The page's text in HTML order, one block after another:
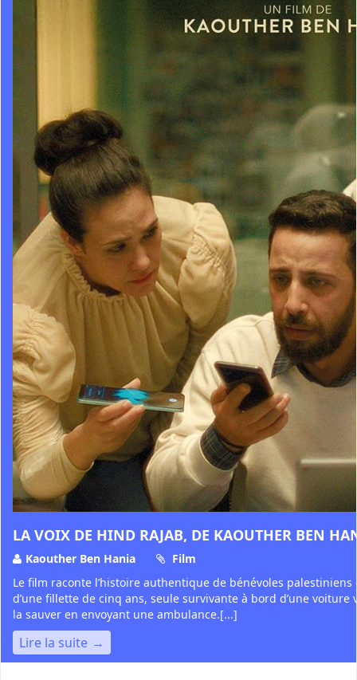
LA VOIX DE HIND RAJAB, DE KAOUTHER BEN
Kaouther Ben Hania
Film
Le film raconte l’histoire authentique de bénévoles
d’une fillette de cinq ans, seule survivante à bord d’une
la sauver en envoyant une ambulance.[...]
Lire la suite